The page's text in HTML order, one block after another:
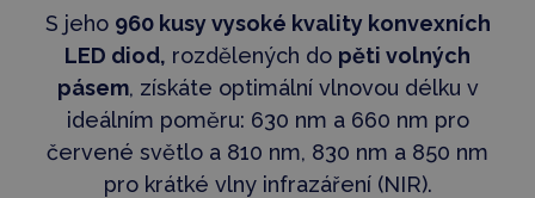
S jeho 960 kusy vysoké kvality konvexních
LED diod, rozdělených do pěti volných
pásem, získáte optimální vlnovou délku v
ideálním poměru: 630 nm a 660 nm pro
červené světlo a 810 nm, 830 nm a 850 nm
pro krátké vlny infrazáření (NIR).